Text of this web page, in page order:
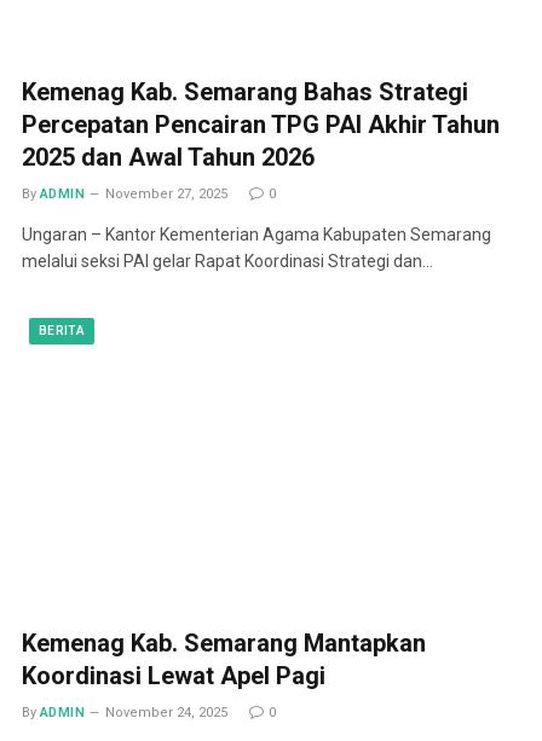
Kemenag Kab. Semarang Bahas Strategi
Percepatan Pencairan TPG PAI Akhir Tahun
2025 dan Awal Tahun 2026
By ADMIN November 27, 2025 0
Ungaran – Kantor Kementerian Agama Kabupaten Semarang
melalui seksi PAI gelar Rapat Koordinasi Strategi dan…
BERITA
Kemenag Kab. Semarang Mantapkan
Koordinasi Lewat Apel Pagi
By ADMIN November 24, 2025 0